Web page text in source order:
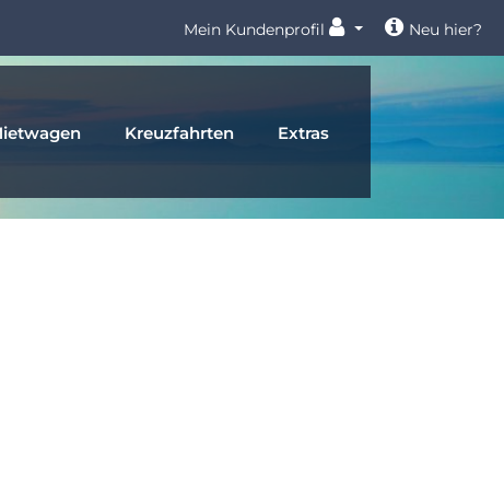
Neu hier?
Mein Kundenprofil
Kreuzfahrten Extras